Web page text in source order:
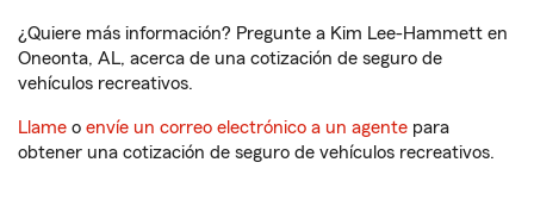
¿Quiere más información? Pregunte a Kim Lee-Hammett en
Oneonta, AL, acerca de una cotización de seguro de
vehículos recreativos.
Llame o envíe un correo electrónico a un agente para
obtener una cotización de seguro de vehículos recreativos.